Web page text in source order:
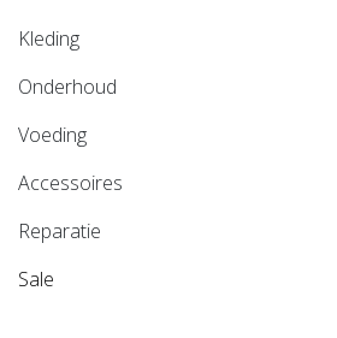
Kleding
Onderhoud
Voeding
Accessoires
Reparatie
Sale